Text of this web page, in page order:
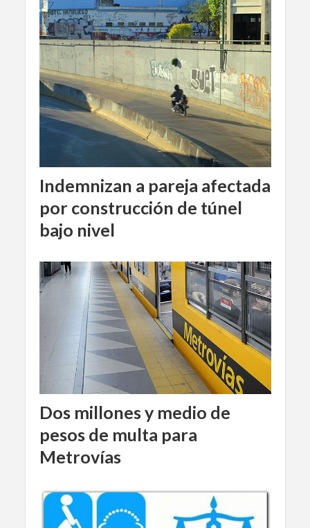
Indemnizan a pareja afectada
por construcción de túnel
bajo nivel
Dos millones y medio de
pesos de multa para
Metrovías